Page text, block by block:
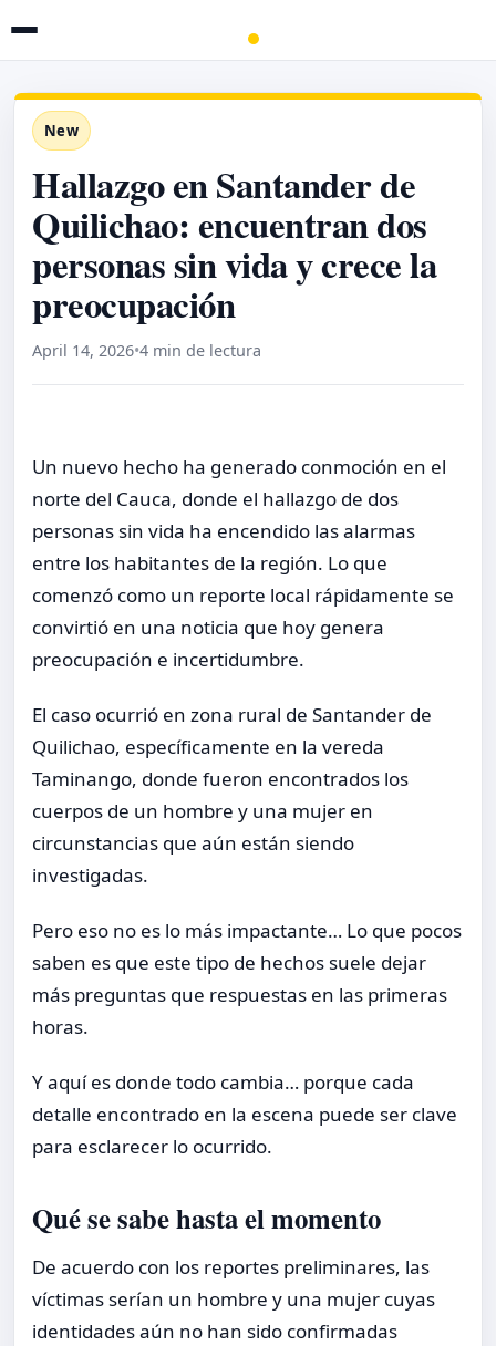
New
Hallazgo en Santander de
Quilichao: encuentran dos
personas sin vida y crece la
preocupación
April 14, 2026•4 min de lectura
Un nuevo hecho ha generado conmoción en el
norte del Cauca, donde el hallazgo de dos
personas sin vida ha encendido las alarmas
entre los habitantes de la región. Lo que
comenzó como un reporte local rápidamente se
convirtió en una noticia que hoy genera
preocupación e incertidumbre.
El caso ocurrió en zona rural de Santander de
Quilichao, específicamente en la vereda
Taminango, donde fueron encontrados los
cuerpos de un hombre y una mujer en
circunstancias que aún están siendo
investigadas.
Pero eso no es lo más impactante… Lo que pocos
saben es que este tipo de hechos suele dejar
más preguntas que respuestas en las primeras
horas.
Y aquí es donde todo cambia… porque cada
detalle encontrado en la escena puede ser clave
para esclarecer lo ocurrido.
Qué se sabe hasta el momento
De acuerdo con los reportes preliminares, las
víctimas serían un hombre y una mujer cuyas
identidades aún no han sido confirmadas